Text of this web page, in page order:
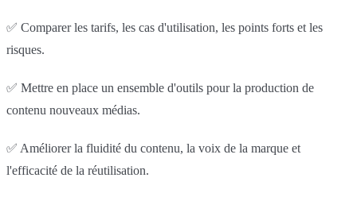
✅ Comparer les tarifs, les cas d'utilisation, les points forts et les
risques.
✅ Mettre en place un ensemble d'outils pour la production de
contenu nouveaux médias.
✅ Améliorer la fluidité du contenu, la voix de la marque et
l'efficacité de la réutilisation.